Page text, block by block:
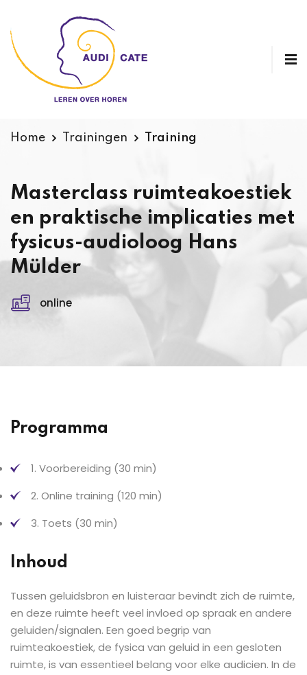
Home Trainingen Training
Masterclass ruimteakoestiek
en praktische implicaties met
fysicus-audioloog Hans
Mülder
online
Programma
1. Voorbereiding (30 min)
2. Online training (120 min)
3. Toets (30 min)
Inhoud
Tussen geluidsbron en luisteraar bevindt zich de ruimte,
en deze ruimte heeft veel invloed op spraak en andere
geluiden/signalen. Een goed begrip van
ruimteakoestiek, de fysica van geluid in een gesloten
ruimte, is van essentieel belang voor elke audicien. In de